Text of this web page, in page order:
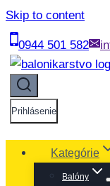
Skip to content
0944 501 582
Prihlásenie
Kategórie
Balóny